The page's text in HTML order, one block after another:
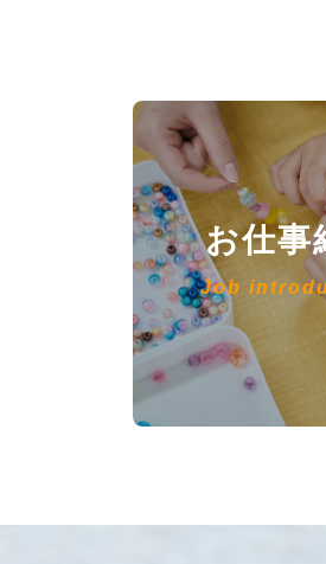
お仕事
Job